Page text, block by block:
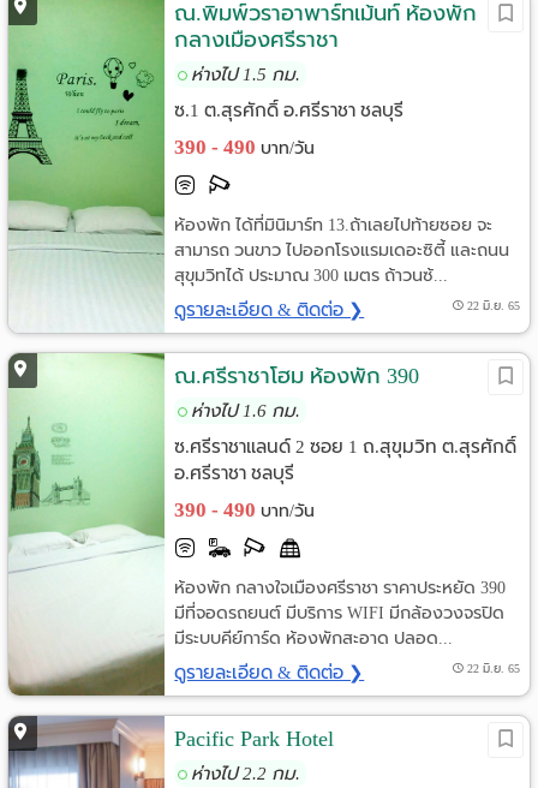
ณ.พิมพ์วราอาพาร์ทเม้นท์ ห้องพัก
กลางเมืองศรีราชา
ห่างไป 1.5 กม.
ซ.1 ต.สุรศักดิ์ อ.ศรีราชา ชลบุรี
390 - 490 บาท/วัน
ห้องพัก ได้ที่มินิมาร์ท 13.ถ้าเลยไปท้ายซอย จะ
สามารถ วนขาว ไปออกโรงแรมเดอะซิตี้ และถนน
สุขุมวิทได้ ประมาณ 300 เมตร ถ้าวนซ้...
ดูรายละเอียด & ติดต่อ ❯ 22 มิ.ย. 65
ณ.ศรีราชาโฮม ห้องพัก 390
ห่างไป 1.6 กม.
ซ.ศรีราชาแลนด์ 2 ซอย 1 ถ.สุขุมวิท ต.สุรศักดิ์
อ.ศรีราชา ชลบุรี
390 - 490 บาท/วัน
ห้องพัก กลางใจเมืองศรีราชา ราคาประหยัด 390
มีที่จอดรถยนต์ มีบริการ WIFI มีกล้องวงจรปิด
มีระบบคีย์การ์ด ห้องพักสะอาด ปลอด...
ดูรายละเอียด & ติดต่อ ❯ 22 มิ.ย. 65
Pacific Park Hotel
ห่างไป 2.2 กม.